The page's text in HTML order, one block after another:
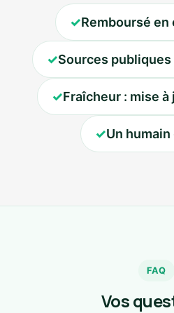
✓Remboursé en
✓Sources publiques
✓Fraîcheur : mise
✓Un humain
FAQ
Vos